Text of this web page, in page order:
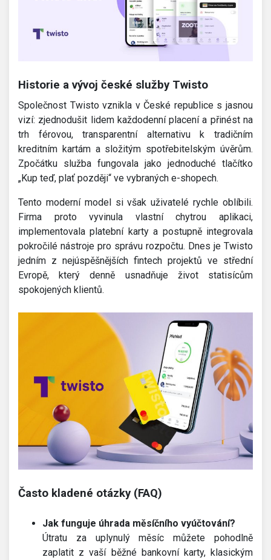
Historie a vývoj české služby Twisto
Společnost Twisto vznikla v České republice s jasnou
vizí: zjednodušit lidem každodenní placení a přinést na
trh férovou, transparentní alternativu k tradičním
kreditním kartám a složitým spotřebitelským úvěrům.
Zpočátku služba fungovala jako jednoduché tlačítko
„Kup teď, plať později“ ve vybraných e-shopech.
Tento moderní model si však uživatelé rychle oblíbili.
Firma proto vyvinula vlastní chytrou aplikaci,
implementovala platební karty a postupně integrovala
pokročilé nástroje pro správu rozpočtu. Dnes je Twisto
jedním z nejúspěšnějších fintech projektů ve střední
Evropě, který denně usnadňuje život statisícům
spokojených klientů.
Často kladené otázky (FAQ)
Jak funguje úhrada měsíčního vyúčtování?
Útratu za uplynulý měsíc můžete pohodlně
zaplatit z vaší běžné bankovní karty, klasickým